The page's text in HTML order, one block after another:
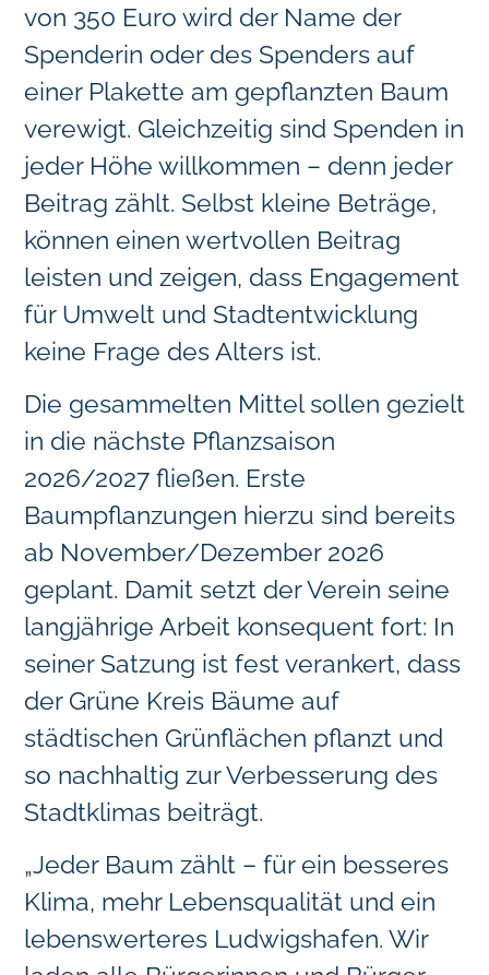
von 350 Euro wird der Name der
Spenderin oder des Spenders auf
einer Plakette am gepflanzten Baum
verewigt. Gleichzeitig sind Spenden in
jeder Höhe willkommen – denn jeder
Beitrag zählt. Selbst kleine Beträge,
können einen wertvollen Beitrag
leisten und zeigen, dass Engagement
für Umwelt und Stadtentwicklung
keine Frage des Alters ist.
Die gesammelten Mittel sollen gezielt
in die nächste Pflanzsaison
2026/2027 fließen. Erste
Baumpflanzungen hierzu sind bereits
ab November/Dezember 2026
geplant. Damit setzt der Verein seine
langjährige Arbeit konsequent fort: In
seiner Satzung ist fest verankert, dass
der Grüne Kreis Bäume auf
städtischen Grünflächen pflanzt und
so nachhaltig zur Verbesserung des
Stadtklimas beiträgt.
„Jeder Baum zählt – für ein besseres
Klima, mehr Lebensqualität und ein
lebenswerteres Ludwigshafen. Wir